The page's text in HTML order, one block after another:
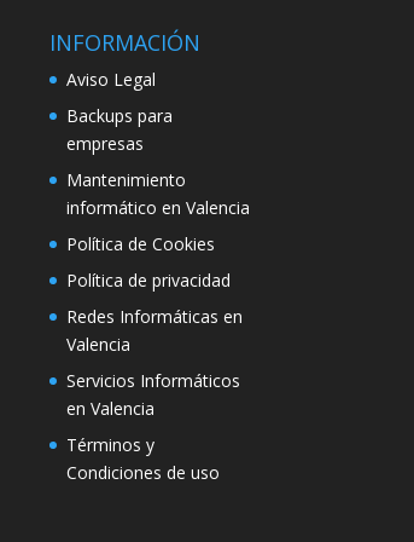
INFORMACIÓN
Aviso Legal
Backups para
empresas
Mantenimiento
informático en Valencia
Política de Cookies
Política de privacidad
Redes Informáticas en
Valencia
Servicios Informáticos
en Valencia
Términos y
Condiciones de uso